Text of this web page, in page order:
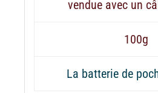
vendue avec un
100g
La batterie de